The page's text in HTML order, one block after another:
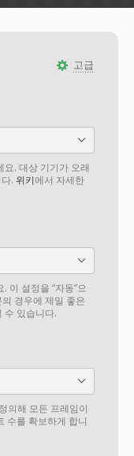
고급
요. 대상 기기가 오래
. 위키에서 자세한
이 설정을 “자동”으
경우에 제일 좋은
수 있습니다.
의해 모든 프레임이
수를 확보하게 합니